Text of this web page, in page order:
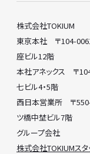
株式会社TOKIUM
東京本社 〒104-
座ビル12階
本社アネックス 〒
七ビル4・5階
西日本営業所 〒
ツ橋中埜ビル7階
グループ会社
株式会社TOKIUMスタ